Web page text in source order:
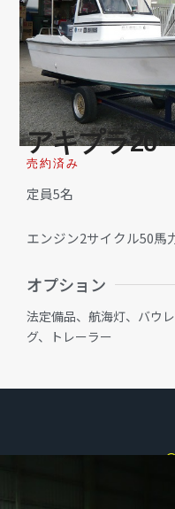
アキプラ20
売約済み
定員5名
エンジン2サイクル50馬
オプション
法定備品、航海灯、バウ
グ、トレーラー